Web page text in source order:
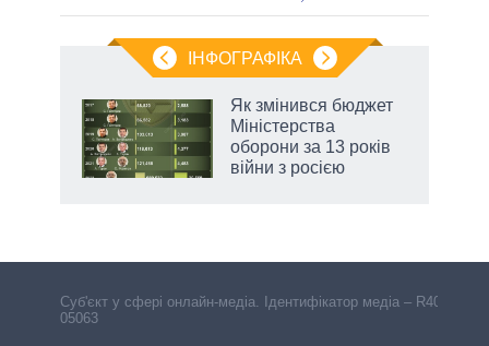
ІНФОГРАФІКА
Як змінився бюджет
Міністерства
оборони за 13 років
війни з росією
Cуб'єкт у сфері онлайн-медіа. Ідентифікатор медіа – R40-
05063